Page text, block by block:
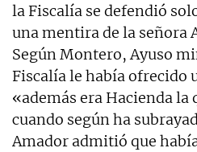
la Fiscalía se defendió
una mentira de la señora
Según Montero, Ayuso
Fiscalía le había ofrecido
«además era Hacienda la
cuando según ha
Amador admitió que